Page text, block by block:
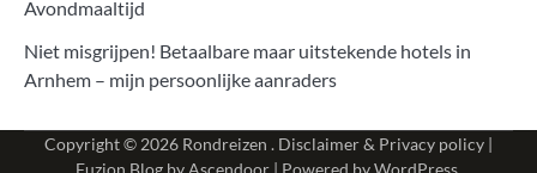
Avondmaaltijd
Niet misgrijpen! Betaalbare maar uitstekende hotels in
Arnhem – mijn persoonlijke aanraders
Copyright © 2026 Rondreizen . Disclaimer & Privacy policy |
Fuzion Blog by Ascendoor | Powered byWordPress